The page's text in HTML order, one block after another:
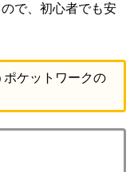
で、初心者でも安
ポケットワークの